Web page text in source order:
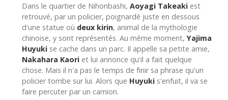
Dans le quartier de Nihonbashi, Aoyagi Takeaki est
retrouvé, par un policier, poignardé juste en dessous
d'une statue où deux kirin, animal de la mythologie
chinoise, y sont représentés. Au même moment,Yajima
Huyuki se cache dans un parc. Il appelle sa petite amie,
Nakahara Kaori et lui annonce qu'il a fait quelque
chose. Mais il n'a pas le temps de finir sa phrase qu'un
policier tombe sur lui. Alors que Huyuki s'enfuit, il va se
faire percuter par un camion.